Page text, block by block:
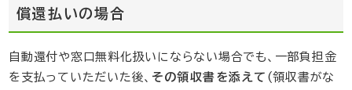
償還払いの場合
自動還付や窓口無料化扱いにならない場合でも、一部負担金
を支払っていただいた後、 その領収書を添えて (領収書がな